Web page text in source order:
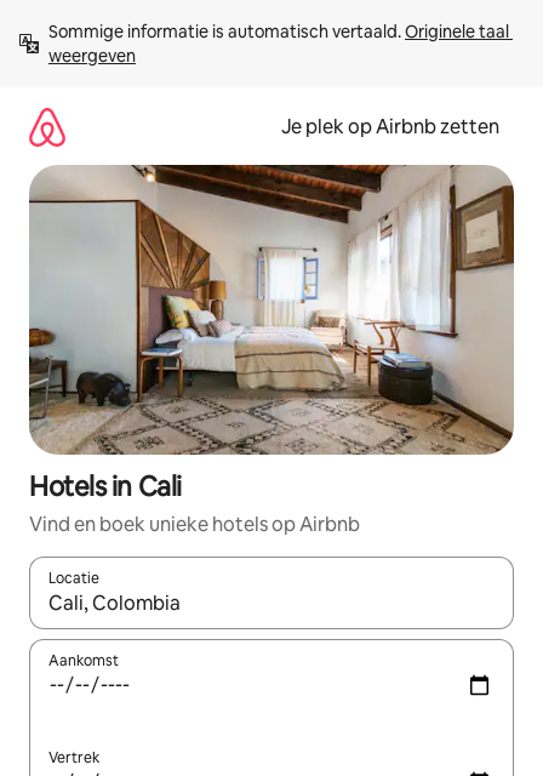
direct
naar
Sommige informatie is automatisch vertaald. Originele taal
weergeven
Je plek op Airbnb zetten
Hotels in Cali
Vind en boek unieke hotels op Airbnb
Locatie
Wanneer er resultaten beschikbaar zijn, maak je een keuze
Aankomst
Vertrek